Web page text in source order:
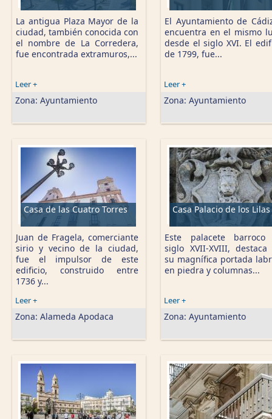
La antigua Plaza Mayor de la
ciudad, también conocida con
el nombre de La Corredera,
fue encontrada extramuros,...
Leer +
Zona: Ayuntamiento
El Ayuntamiento de
encuentra en el mismo
desde el siglo XVI. El
de 1799, fue...
Leer +
Zona: Ayuntamiento
Casa de las Cuatro Torres
Juan de Fragela, comerciante
sirio y vecino de la ciudad,
fue el impulsor de este
edificio, construido entre
1736 y...
Leer +
Zona: Alameda Apodaca
Casa Palacio de los Lilas
Este palacete barroco
siglo XVII-XVIII,
su magnífica portada
en piedra y columnas...
Leer +
Zona: Ayuntamiento